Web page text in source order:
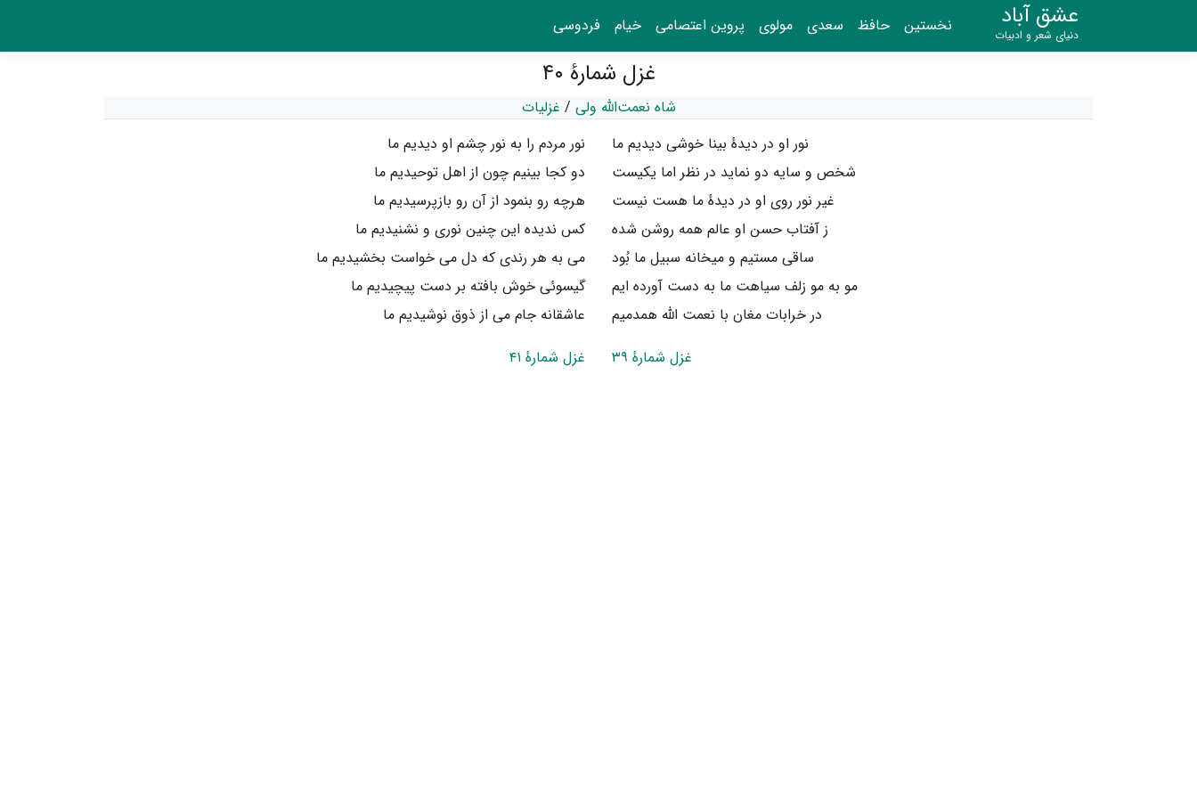
عشق آباد
دنیای شعر و ادبیات نخستین حافظ سعدی مولوی پروین اعتصامی خیام فردوسی
غزل شمارهٔ ۴۰
شاه نعمت‌الله ولی / غزلیات
نور او در دیدهٔ بینا خوشی دیدیم ما
نور مردم را به نور چشم او دیدیم ما
شخص و سایه دو نماید در نظر اما یکیست
دو کجا بینیم چون از اهل توحیدیم ما
غیر نور روی او در دیدهٔ ما هست نیست
هرچه رو بنمود از آن رو بازپرسیدیم ما
ز آفتاب حسن او عالم همه روشن شده
کس ندیده این چنین نوری و نشنیدیم ما
ساقی مستیم و میخانه سبیل ما بُود
می به هر رندی که دل می خواست بخشیدیم ما
مو به مو زلف سیاهت ما به دست آورده ایم
گیسوئی خوش بافته بر دست پیچیدیم ما
در خرابات مغان با نعمت الله همدمیم
عاشقانه جام می از ذوق نوشیدیم ما
غزل شمارهٔ ۳۹
غزل شمارهٔ ۴۱